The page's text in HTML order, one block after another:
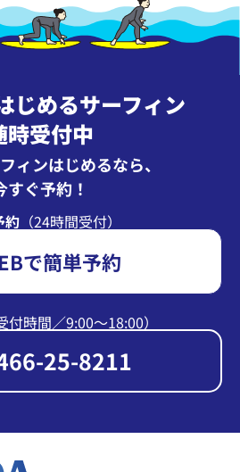
じめるサーフィン
時受付中
ィンはじめるなら、
すぐ予約！
付時間∕9:00〜18:00）
25-8211
約 （24時間受付）
で簡単予約